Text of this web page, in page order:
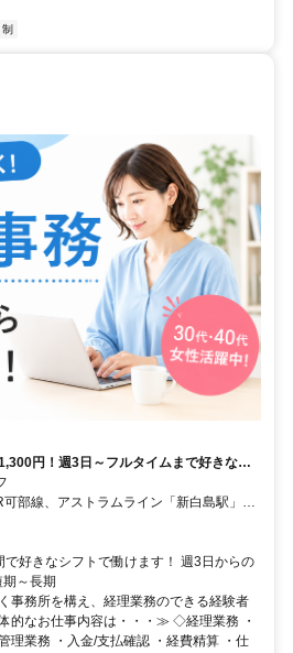
円！週3日～フルタイムまで好きな時
など
部線、アストラムライン「新白島駅」徒
好きなシフトで働けます！ 週3日からの
～長期
事務所を構え、経理業務のできる経験者
的なお仕事内容は・・・≫ ◇経理業務 ・
理業務 ・入金/支払確認 ・経費精算 ・仕